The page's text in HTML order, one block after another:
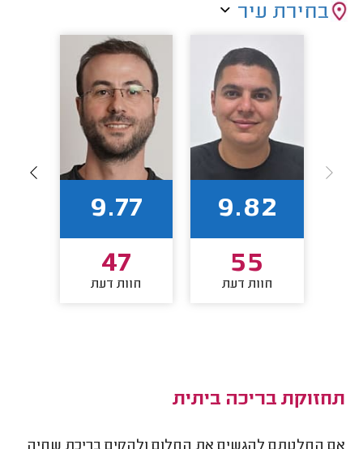
בחירת עיר
9.82
55
חוות דעת
9.77
47
חוות דעת
תחזוקת בריכה ביתית